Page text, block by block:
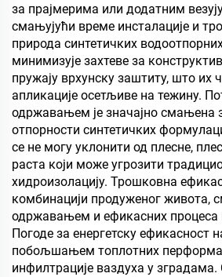
за прајмерима или додатним
смањујући време инсталације и
природа синтетичких
минимизује захтеве за
пружају врхунску заштиту, што их
апликације осетљиве на тежину.
одржавањем је значајно смањена
отпорности синтетичких
се не могу уклонити од плесне,
раста који може угрозити
хидроизолацију. Трошковна
комбинацији продуженог живота,
одржавањем и ефикасних процеса
Погоде за енергетску ефикасност
побољшањем топлотних
инфилтрације ваздуха у зградама.